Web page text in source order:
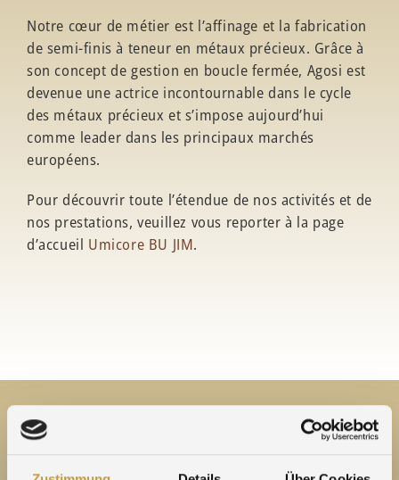
Notre cœur de métier est l’affinage et la fabrication
de semi-finis à teneur en métaux précieux. Grâce à
son concept de gestion en boucle fermée, Agosi est
devenue une actrice incontournable dans le cycle
des métaux précieux et s’impose aujourd’hui
comme leader dans les principaux marchés
européens.
Pour découvrir toute l’étendue de nos activités et de
nos prestations, veuillez vous reporter à la page
d’accueil Umicore BU JIM.